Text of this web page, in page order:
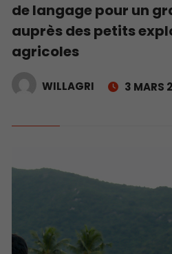
de langage pour un
auprès des petits
agricoles
WILLAGRI 3 MARS